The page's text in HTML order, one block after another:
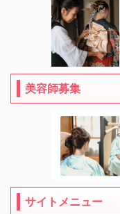
美容師募集
サイトメニュー